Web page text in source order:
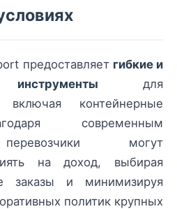
предоставляет гибкие и
для
включая контейнерные
современным
могут
на доход, выбирая
заказы и минимизируя
политик крупных